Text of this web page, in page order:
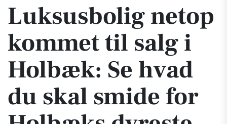
Luksusbolig netop
kommet til salg i
Holbæk: Se hvad
du skal smide for